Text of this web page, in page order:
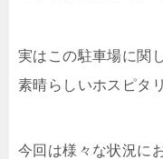
実はこの駐車場に関
素晴らしいホスピタ
今回は様々な状況に